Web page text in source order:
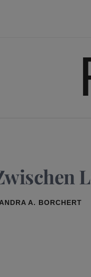
A. BORCHERT